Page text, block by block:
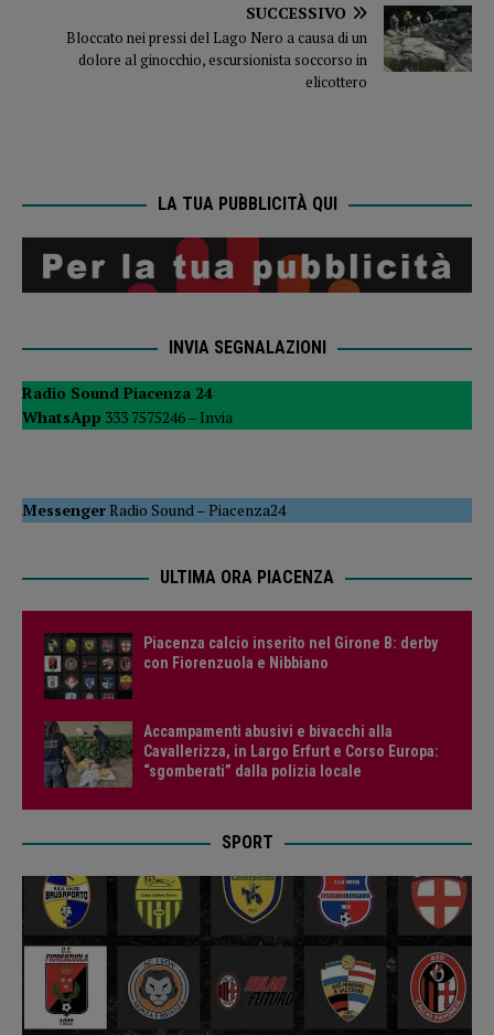
SUCCESSIVO
Bloccato nei pressi del Lago Nero a causa di un
dolore al ginocchio, escursionista soccorso in
elicottero
LA TUA PUBBLICITÀ QUI
INVIA SEGNALAZIONI
Radio Sound Piacenza 24
WhatsApp 333 7575246 – Invia
MessengerRadio Sound–Piacenza24
ULTIMA ORA PIACENZA
Piacenza calcio inserito nel Girone B: derby
con Fiorenzuola e Nibbiano
Accampamenti abusivi e bivacchi alla
Cavallerizza, in Largo Erfurt e Corso Europa:
“sgomberati” dalla polizia locale
SPORT